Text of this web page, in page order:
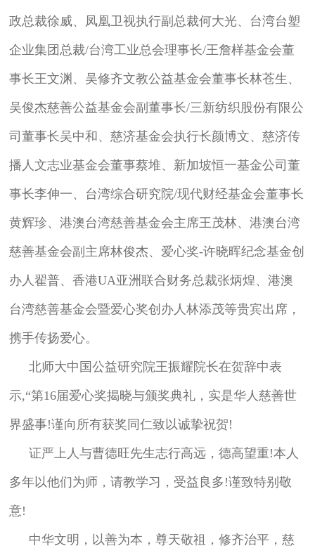
政总裁徐威、凤凰卫视执行副总裁何大光、台湾台塑
企业集团总裁/台湾工业总会理事长/王詹样基金会董
事长王文渊、吴修齐文教公益基金会董事长林苍生、
吴俊杰慈善公益基金会副董事长/三新纺织股份有限公
司董事长吴中和、慈济基金会执行长颜博文、慈济传
播人文志业基金会董事蔡堆、新加坡恒一基金公司董
事长李伸一、台湾综合研究院/现代财经基金会董事长
黄辉珍、港澳台湾慈善基金会主席王茂林、港澳台湾
慈善基金会副主席林俊杰、爱心奖-许晓晖纪念基金创
办人翟普、香港UA亚洲联合财务总裁张炳煌、港澳
台湾慈善基金会暨爱心奖创办人林添茂等贵宾出席，
携手传扬爱心。
北师大中国公益研究院王振耀院长在贺辞中表
示,“第16届爱心奖揭晓与颁奖典礼，实是华人慈善世
界盛事!谨向所有获奖同仁致以诚挚祝贺!
证严上人与曹德旺先生志行高远，德高望重!本人
多年以他们为师，请教学习，受益良多!谨致特别敬
意!
中华文明，以善为本，尊天敬祖，修齐治平，慈